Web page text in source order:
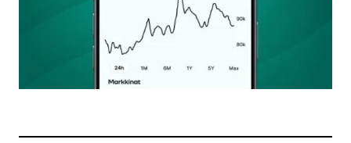
Nimesi tai nimimerkkisi
Sähköpostiosoitteesi
Tilaa SalkunRakentajan uutiskirje